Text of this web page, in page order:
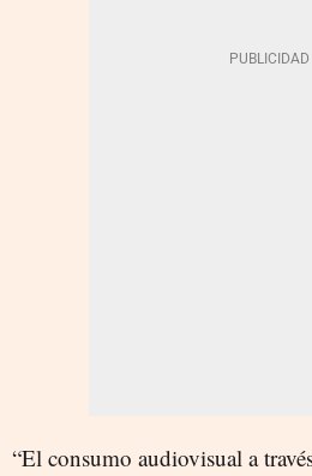
“El consumo audiovisual a